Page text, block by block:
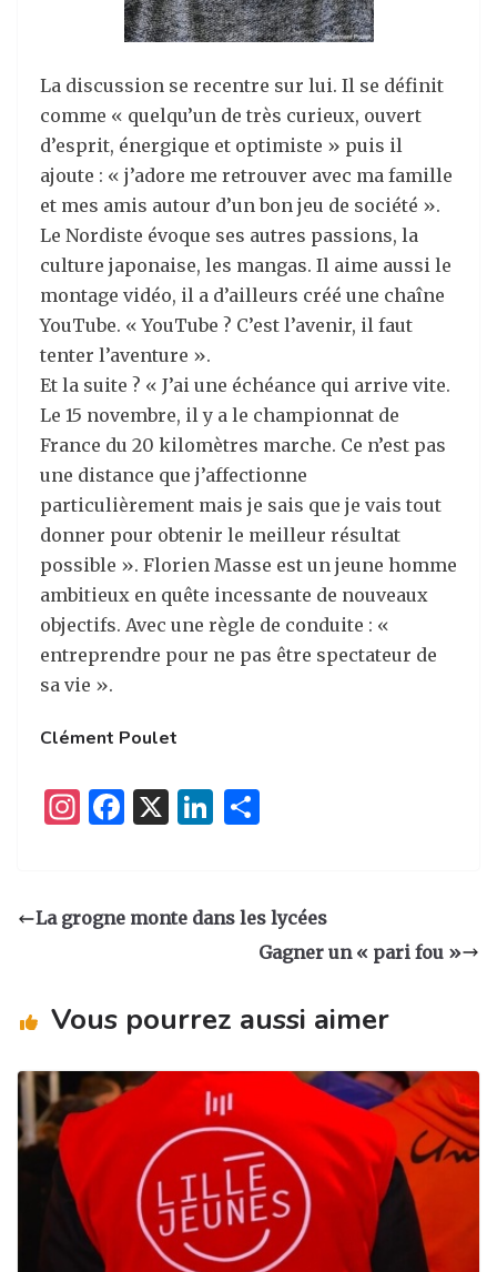
La discussion se recentre sur lui. Il se définit
comme « quelqu’un de très curieux, ouvert
d’esprit, énergique et optimiste » puis il
ajoute : « j’adore me retrouver avec ma famille
et mes amis autour d’un bon jeu de société ».
Le Nordiste évoque ses autres passions, la
culture japonaise, les mangas. Il aime aussi le
montage vidéo, il a d’ailleurs créé une chaîne
YouTube. « YouTube ? C’est l’avenir, il faut
tenter l’aventure ».
Et la suite ? « J’ai une échéance qui arrive vite.
Le 15 novembre, il y a le championnat de
France du 20 kilomètres marche. Ce n’est pas
une distance que j’affectionne
particulièrement mais je sais que je vais tout
donner pour obtenir le meilleur résultat
possible ». Florien Masse est un jeune homme
ambitieux en quête incessante de nouveaux
objectifs. Avec une règle de conduite : «
entreprendre pour ne pas être spectateur de
sa vie ».
Clément Poulet
I
a
m
F
e
o
X
Li
e
g
er
La grogne monte dans les lycées
Gagner un « pari fou »
Vous pourrez aussi aimer